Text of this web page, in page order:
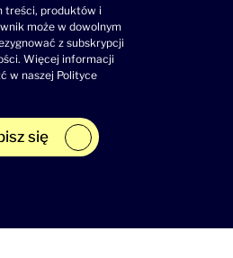
treści, produktów i
może w dowolnym
z subskrypcji
Więcej informacji
w naszej Polityce
się